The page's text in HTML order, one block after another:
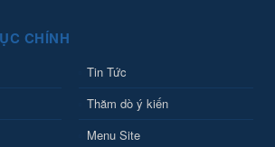
CHÍNH
Tin Tức
Thăm dò ý kiến
Menu Site